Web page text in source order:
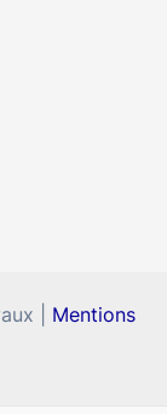
| Mentions